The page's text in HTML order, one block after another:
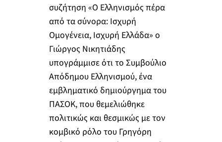
συζήτηση «Ο Ελληνισμός πέρα
από τα σύνορα: Ισχυρή
Ομογένεια, Ισχυρή Ελλάδα» ο
Γιώργος Νικητιάδης
υπογράμμισε ότι το Συμβούλιο
Απόδημου Ελληνισμού, ένα
εμβληματικό δημιούργημα του
ΠΑΣΟΚ, που θεμελιώθηκε
πολιτικώς και θεσμικώς με τον
κομβικό ρόλο του Γρηγόρη